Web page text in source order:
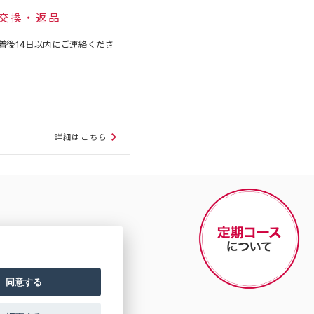
換・返品
後14日以内にご連絡くださ
詳細はこちら
同意する